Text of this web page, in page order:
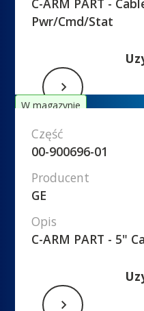
C-ARM PART -
Pwr/Cmd/Stat
W magazynie
Część
00-900696-01
Producent
GE
Opis
C-ARM PART - 5"